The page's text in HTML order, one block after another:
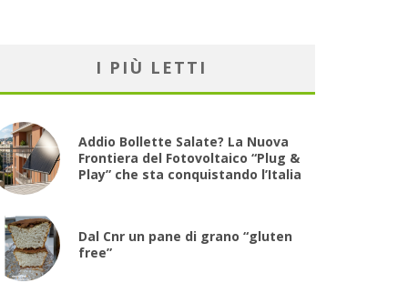
I PIÙ LETTI
Addio Bollette Salate? La Nuova
Frontiera del Fotovoltaico “Plug &
Play” che sta conquistando l’Italia
Dal Cnr un pane di grano “gluten
free”